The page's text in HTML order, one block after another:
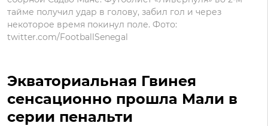
тайме получил удар в голову, забил гол и через
некоторое время покинул поле. Фото:
twitter.com/FootballSenegal
Экваториальная Гвинея
сенсационно прошла Мали в
серии пенальти